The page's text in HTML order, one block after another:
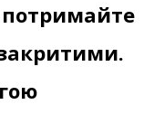
потримайте